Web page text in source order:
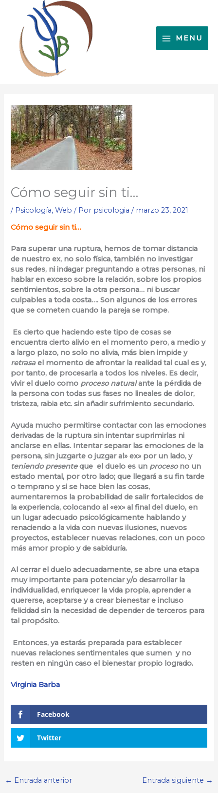
contenido
MENU
Cómo seguir sin ti…
/ Psicología,Web / Por psicologia/ marzo 23, 2021
Cómo seguir sin ti…
Para superar una ruptura, hemos de tomar distancia
de nuestro ex, no solo física, también no investigar
sus redes, ni indagar preguntando a otras personas, ni
hablar en exceso sobre la relación, sobre los propios
sentimientos, sobre la otra persona… ni buscar
culpables a toda costa…. Son algunos de los errores
que se cometen cuando la pareja se rompe.
Es cierto que haciendo este tipo de cosas se
encuentra cierto alivio en el momento pero, a medio y
a largo plazo, no solo no alivia, más bien impide y
retrasael momento de afrontar la realidad tal cual es y,
por tanto, de procesarla a todos los niveles. Es decir,
vivir el duelo como proceso naturalante la pérdida de
la persona con todas sus fases no lineales de dolor,
tristeza, rabia etc. sin añadir sufrimiento secundario.
Ayuda mucho permitirse contactar con las emociones
derivadas de la ruptura sin intentar suprimirlas ni
anclarse en ellas. Intentar separar las emociones de la
persona, sin juzgarte o juzgar al» ex» por un lado, y
teniendo presenteque el duelo es un procesono un
estado mental, por otro lado; que llegará a su fin tarde
o temprano y si se hace bien las cosas,
aumentaremos la probabilidad de salir fortalecidos de
la experiencia, colocando al «ex» al final del duelo, en
un lugar adecuado psicológicamente hablando y
renaciendo a la vida con nuevas ilusiones, nuevos
proyectos, establecer nuevas relaciones, con un poco
más amor propio y de sabiduría.
Al cerrar el duelo adecuadamente, se abre una etapa
muy importante para potenciar y/o desarrollar la
individualidad, enriquecer la vida propia, aprender a
quererse, aceptarse y a crear bienestar e incluso
felicidad sin la necesidad de depender de terceros para
tal propósito.
Entonces, ya estarás preparada para establecer
nuevas relaciones sentimentales que sumen y no
resten en ningún caso el bienestar propio logrado.
Virginia Barba
Facebook
Twitter
← Entrada anterior Entrada siguiente →